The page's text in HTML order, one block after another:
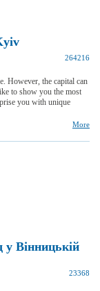
264216
However, the capital can
to show you the most
you with unique
More
у Вінницькій
23368